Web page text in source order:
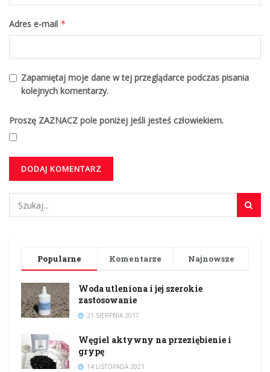
Adres e-mail *
Zapamiętaj moje dane w tej przeglądarce podczas pisania
kolejnych komentarzy.
Proszę ZAZNACZ pole poniżej jeśli jesteś człowiekiem.
Popularne Komentarze Najnowsze
Woda utleniona i jej szerokie
zastosowanie
21 SIERPNIA 2017
Węgiel aktywny na przeziębienie i
grypę
14 LISTOPADA 2021